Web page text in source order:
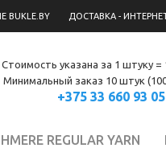
ДОСТАВКА -
Стоимость указана за 1 штуку =
Минимальный заказ 10 штук
+375 33 660 93 05
REGULAR YARN